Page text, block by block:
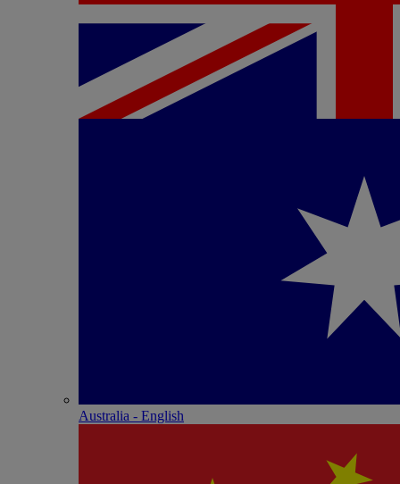
Australia - English